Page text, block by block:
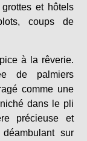
et hôtels
coups de
à la rêverie.
de palmiers
comme une
dans le pli
précieuse et
sur